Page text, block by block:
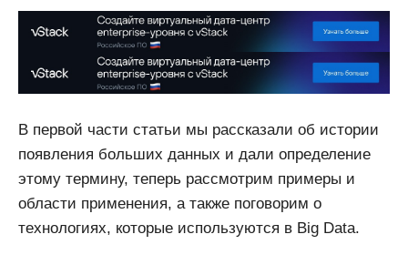
В первой части статьи мы рассказали об истории
появления больших данных и дали определение
этому термину, теперь рассмотрим примеры и
области применения, а также поговорим о
технологиях, которые используются в Big Data.